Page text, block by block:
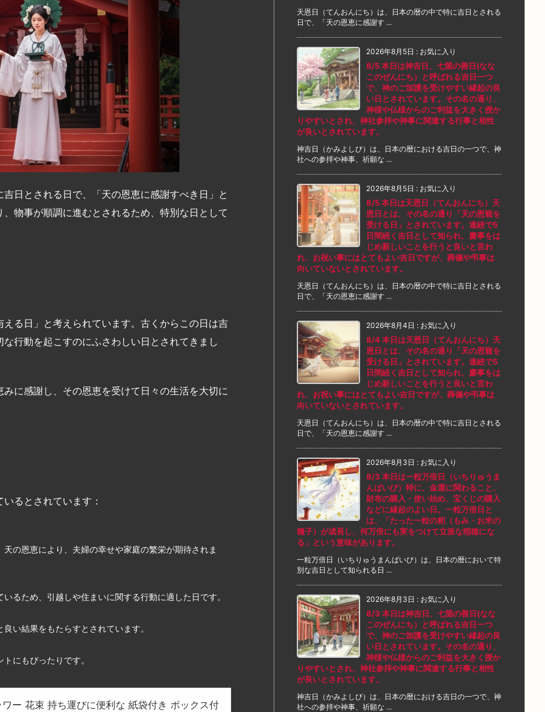
日とされる日で、「天の恩恵に感謝すべき日」と
物事が順調に進むとされるため、特別な日として
る日」と考えられています。古くからこの日は吉
行動を起こすのにふさわしい日とされてきまし
に感謝し、その恩恵を受けて日々の生活を大切に
るとされています：
の恩恵により、夫婦の幸せや家庭の繁栄が期待されま
るため、引越しや住まいに関する行動に適した日です。
い結果をもたらすとされています。
にもぴったりです。
ー 花束 持ち運びに便利な 紙袋付き ボックス付
天恩日（てんおんにち）は、日本の暦の中で特に吉日とされる
日で、「天の恩恵に感謝す ...
2026年8月5日 : お気に入り
8/5 本日は神吉日、七箇の善日(なな
このぜんにち）と呼ばれる吉日一つ
で、神のご加護を受けやすい縁起の良
い日とされています。その名の通り、
神様や仏様からのご利益を大きく授か
りやすいとされ、神社参拝や神事に関連する行事と相性
が良いとされています。
神吉日（かみよしび）は、日本の暦における吉日の一つで、神
社への参拝や神事、祈願な ...
2026年8月5日 : お気に入り
8/5 本日は天恩日（てんおんにち）天
恩日とは、その名の通り「天の恩寵を
受ける日」とされています。連続で5
日間続く吉日として知られ、慶事をは
じめ新しいことを行うと良いと言わ
れ、お祝い事にはとてもよい吉日ですが、葬儀や弔事は
向いていないとされています。
天恩日（てんおんにち）は、日本の暦の中で特に吉日とされる
日で、「天の恩恵に感謝す ...
2026年8月4日 : お気に入り
8/4 本日は天恩日（てんおんにち）天
恩日とは、その名の通り「天の恩寵を
受ける日」とされています。連続で5
日間続く吉日として知られ、慶事をは
じめ新しいことを行うと良いと言わ
れ、お祝い事にはとてもよい吉日ですが、葬儀や弔事は
向いていないとされています。
天恩日（てんおんにち）は、日本の暦の中で特に吉日とされる
日で、「天の恩恵に感謝す ...
2026年8月3日 : お気に入り
8/3 本日は一粒万倍日（いちりゅうま
んばいび）特に、金運に関わること、
財布の購入・使い始め、宝くじの購入
などに縁起のよい日。一粒万倍日と
は、「たった一粒の籾（もみ・お米の
種子）が成長し、何万倍にも実をつけて立派な稲穂にな
る」という意味があります。
一粒万倍日（いちりゅうまんばいび）は、日本の暦において特
別な吉日として知られる日 ...
2026年8月3日 : お気に入り
8/3 本日は神吉日、七箇の善日(なな
このぜんにち）と呼ばれる吉日一つ
で、神のご加護を受けやすい縁起の良
い日とされています。その名の通り、
神様や仏様からのご利益を大きく授か
りやすいとされ、神社参拝や神事に関連する行事と相性
が良いとされています。
神吉日（かみよしび）は、日本の暦における吉日の一つで、神
社への参拝や神事、祈願な ...